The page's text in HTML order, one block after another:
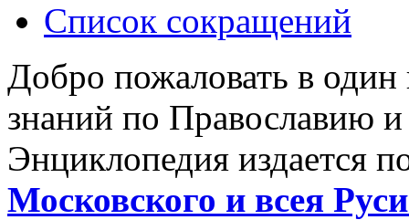
Список сокращений
Добро пожаловать в
знаний по Православию
Энциклопедия издается
Московского и всея